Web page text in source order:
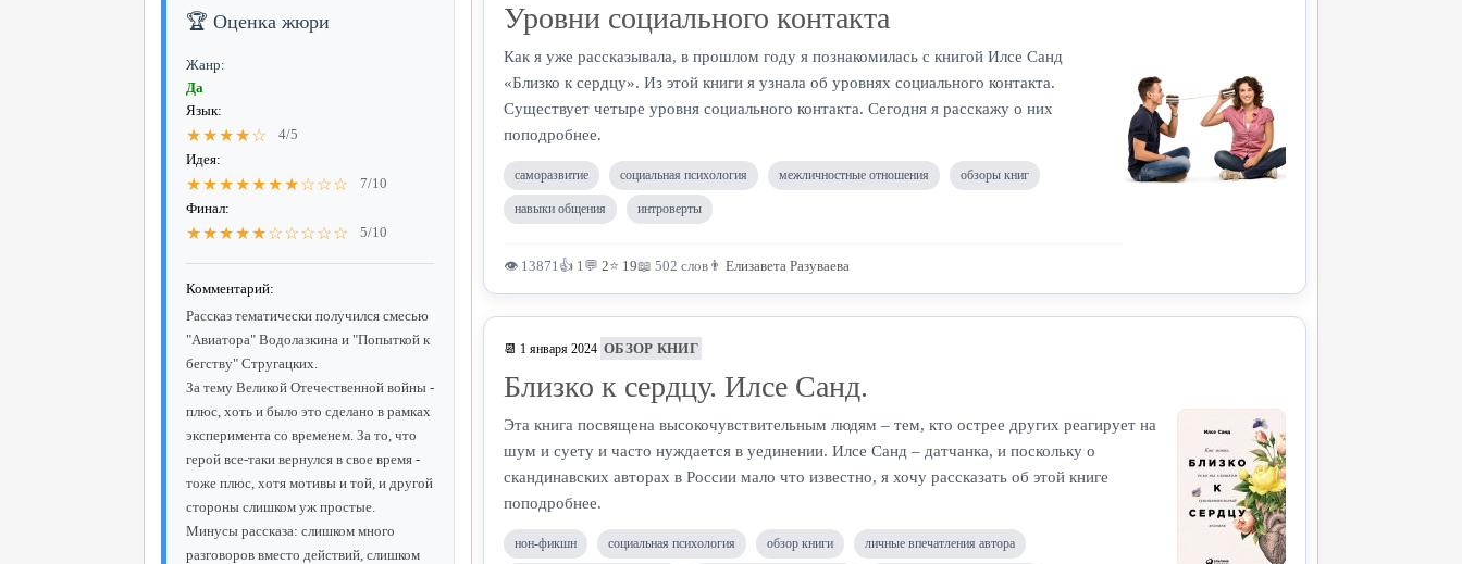
🏆 Оценка жюри
Жанр:
Да
Язык:
★★★★☆
4/5
Идея:
★★★★★★★☆☆☆
7/10
Финал:
★★★★★☆☆☆☆☆ 5/10
Комментарий:
Рассказ тематически получился смесью
"Авиатора" Водолазкина и "Попыткой к
бегству" Стругацких.
За тему Великой Отечественной войны -
плюс, хоть и было это сделано в рамках
эксперимента со временем. За то, что
герой все-таки вернулся в свое время -
тоже плюс, хотя мотивы и той, и другой
стороны слишком уж простые.
Минусы рассказа: слишком много
разговоров вместо действий, слишком
Уровни социального контакта
Как я уже рассказывала, в прошлом году я познакомилась с книгой Илсе Санд
«Близко к сердцу». Из этой книги я узнала об уровнях социального контакта.
Существует четыре уровня социального контакта. Сегодня я расскажу о них
поподробнее.
саморазвитие социальная психология межличностные отношения обзоры книг
навыки общения интроверты
👁 13871👍 1💬 2⭐ 19📖 502 слов 👨 Елизавета Разуваева
📆 1 января 2024 ОБЗОР КНИГ
Близко к сердцу. Илсе Санд.
Эта книга посвящена высокочувствительным людям – тем, кто острее других реагирует на
шум и суету и часто нуждается в уединении. Илсе Санд – датчанка, и поскольку о
скандинавских авторах в России мало что известно, я хочу рассказать об этой книге
поподробнее.
нон-фикшн социальная психология обзор книги личные впечатления автора